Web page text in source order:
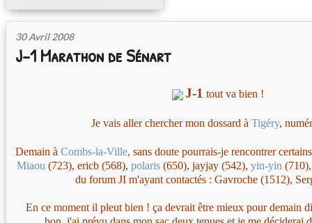
30 Avril 2008
J-1 Marathon de Sénart
J-1 tout va bien !
Je vais aller chercher mon dossard à Tigéry,
Demain à Combs-la-Ville, sans doute pourrais-je rencontrer
Miaou (723), ericb (568),polaris (650), jayjay (542),yin-yin
du forum JI m'ayant contactés : Gavroche (1512),
En ce moment il pleut bien ! ça devrait être mieux pour demain